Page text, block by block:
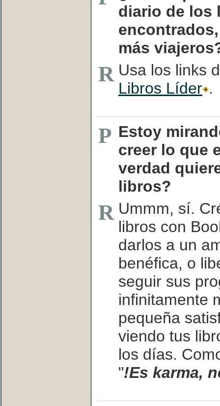
diario de los
más
R Usa los links
Libros Líder .
P Estoy
creer lo que
verdad
libros?
R Ummm, sí.
libros con
darlos a un
benéfica, o
seguir sus
infinitamente
pequeña
viendo tus
los días.
"!Es karma,